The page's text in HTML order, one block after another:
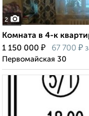
2
Комната в 4-к
1 150 000 ₽ 67 700 ₽
Первомайская 30